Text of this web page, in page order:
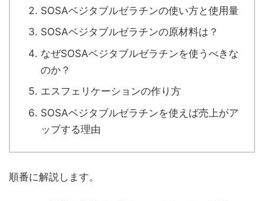
SOSAベジタブルゼラチンの使い方と使用量
SOSAベジタブルゼラチンの原材料は？
なぜSOSAベジタブルゼラチンを使うべきな
のか？
エスフェリケーションの作り方
SOSAベジタブルゼラチンを使えば売上がア
ップする理由
順番に解説します。